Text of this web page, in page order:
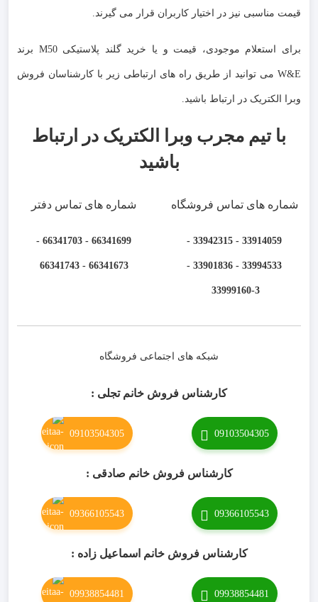
قیمت مناسبی نیز در اختیار کاربران قرار می گیرند.
برای استعلام موجودی، قیمت و یا خرید گلند پلاستیکی M50 برند
W&E می توانید از طریق راه های ارتباطی زیر با کارشناسان فروش
وبرا الکتریک در ارتباط باشید.
با تیم مجرب وبرا الکتریک در ارتباط
باشید
شماره های تماس فروشگاه
33914059 - 33942315 -
33994533 - 33901836 -
33999160-3 ​
شماره های تماس دفتر
66341699 - 66341703 -
66341673 - 66341743
شبکه های اجتماعی فروشگاه
کارشناس فروش خانم تجلی :
09103504305
09103504305
کارشناس فروش خانم صادقی :
09366105543
09366105543
کارشناس فروش خانم اسماعیل زاده :
09938854481
09938854481